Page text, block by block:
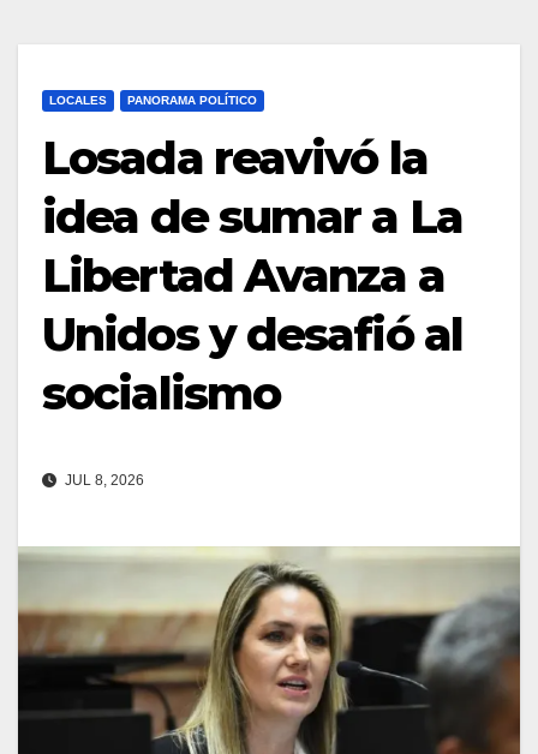
LOCALES PANORAMA POLÍTICO
Losada reavivó la
idea de sumar a La
Libertad Avanza a
Unidos y desafió al
socialismo
JUL 8, 2026